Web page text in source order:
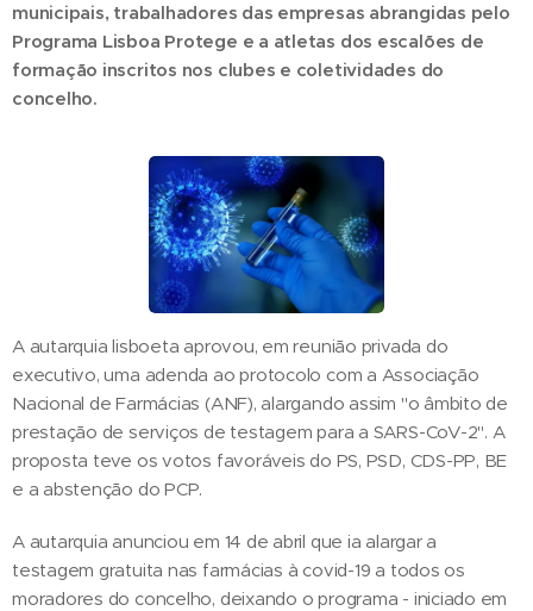
municipais, trabalhadores das empresas abrangidas pelo
Programa Lisboa Protege e a atletas dos escalões de
formação inscritos nos clubes e coletividades do
concelho.
A autarquia lisboeta aprovou, em reunião privada do
executivo, uma adenda ao protocolo com a Associação
Nacional de Farmácias (ANF), alargando assim "o âmbito de
prestação de serviços de testagem para a SARS-CoV-2". A
proposta teve os votos favoráveis do PS, PSD, CDS-PP, BE
e a abstenção do PCP.
A autarquia anunciou em 14 de abril que ia alargar a
testagem gratuita nas farmácias à covid-19 a todos os
moradores do concelho, deixando o programa - iniciado em